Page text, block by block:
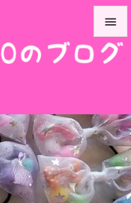



前へ

次へ